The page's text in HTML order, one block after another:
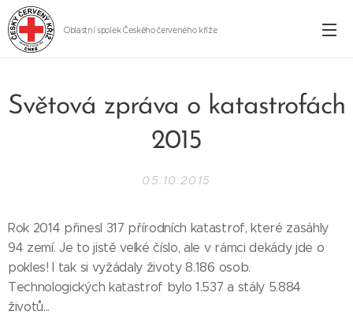
Oblastní spolek Českého červeného kříže
Světová zpráva o katastrofách
2015
05.10.2015
Rok 2014 přinesl 317 přírodních katastrof, které zasáhly
94 zemí. Je to jistě velké číslo, ale v rámci dekády jde o
pokles! I tak si vyžádaly životy 8.186 osob.
Technologických katastrof bylo 1.537 a stály 5.884
životů...